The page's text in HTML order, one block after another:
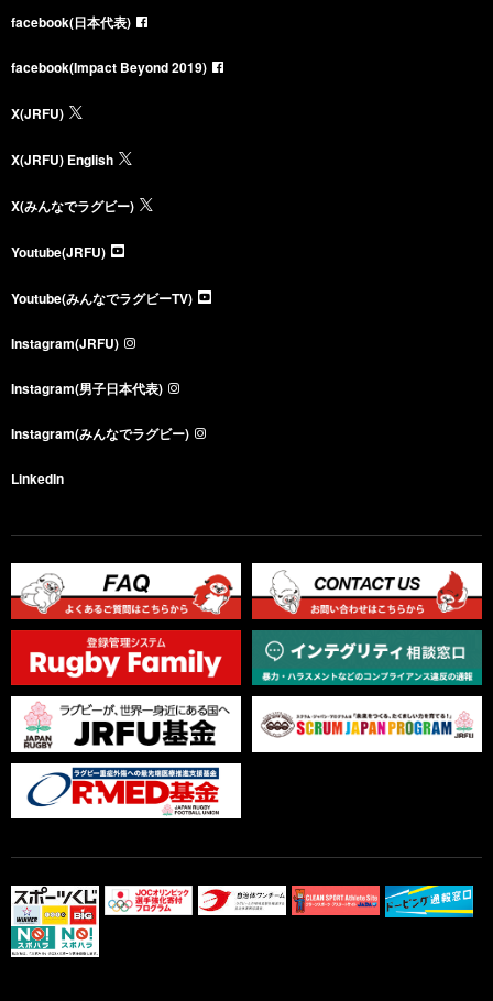
facebook(日本代表)
facebook(Impact Beyond 2019)
X(JRFU)
X(JRFU) English
X(みんなでラグビー)
Youtube(JRFU)
Youtube(みんなでラグビーTV)
Instagram(JRFU)
Instagram(男子日本代表)
Instagram(みんなでラグビー)
LinkedIn